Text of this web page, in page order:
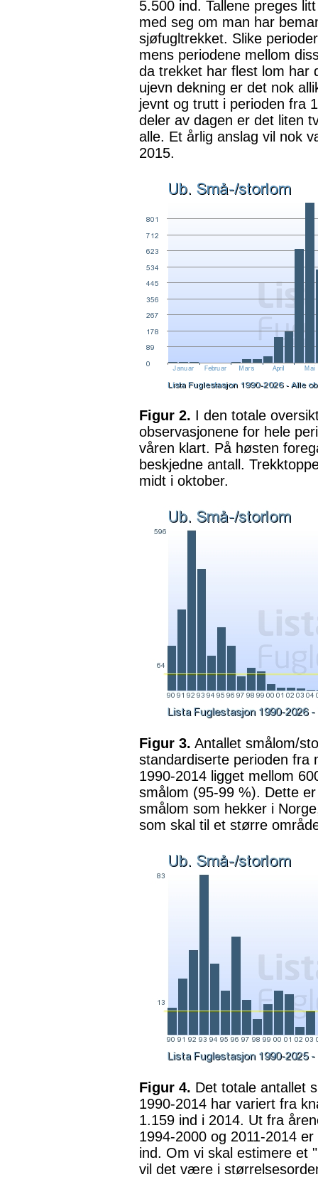
5.500 ind. Tallene preges
med seg om man har
sjøfugltrekket. Slike
mens periodene mellom
da trekket har flest lom har
ujevn dekning er det nok
jevnt og trutt i perioden fra
deler av dagen er det liten
alle. Et årlig anslag vil nok
2015.
Figur 2. I den totale
observasjonene for hele
våren klart. På høsten
beskjedne antall.
midt i oktober.
Figur 3. Antallet smålom/
standardiserte perioden fra
1990-2014 ligget mellom
smålom (95-99 %). Dette
smålom som hekker i
som skal til et større
Figur 4. Det totale antallet
1990-2014 har variert fra
1.159 ind i 2014. Ut fra
1994-2000 og 2011-2014
ind. Om vi skal estimere et
vil det være i